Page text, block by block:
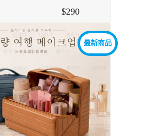
290
最新商品